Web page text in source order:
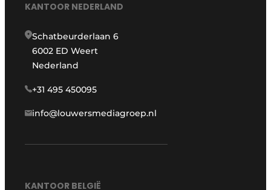
KANTOOR NEDERLAND
Schatbeurderlaan 6
6002 ED Weert
Nederland
+31 495 450095
info@louwersmediagroep.nl
KANTOOR BELGIË